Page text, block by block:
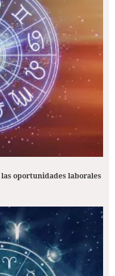
oportunidades laborales